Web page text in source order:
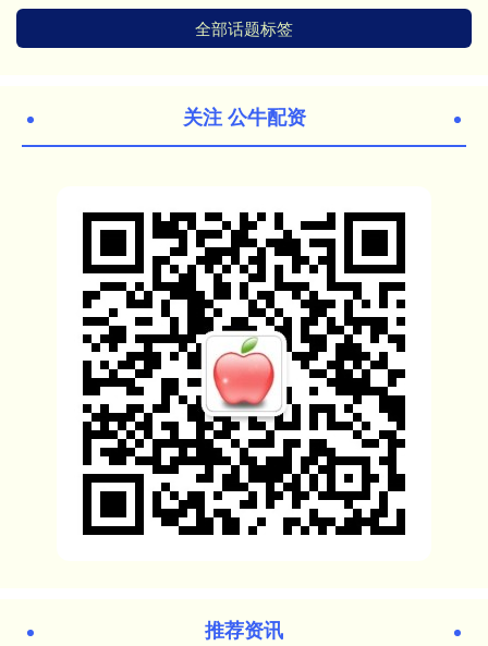
全部话题标签
关注 公牛配资
推荐资讯